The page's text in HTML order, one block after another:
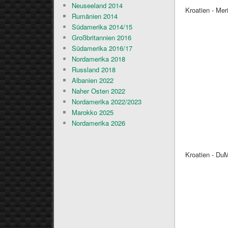
Kroatien -
Kroatien -
Neuseeland 2014
Rumänien 2014
Südamerika 2014/15
Großbritannien 2016
Südamerika 2016/17
Nordamerika 2018
Russland 2018
Albanien 2022
Naher Osten 2022
Nordamerika 2022/2023
Marokko 2025
Nordamerika 2026